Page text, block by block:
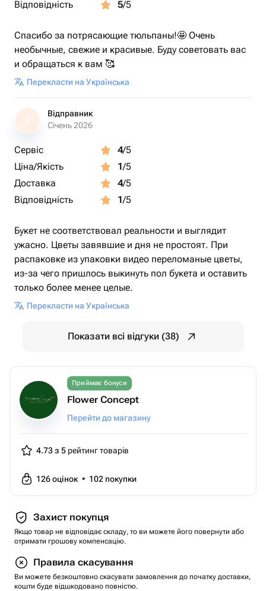
Відповідність 5/5
Спасибо за потрясающие тюльпаны!🤩 Очень
необычные, свежие и красивые. Буду советовать вас
и обращаться к вам 🥰
Перекласти на Українська
В
Відправник
Січень 2026
Сервіс 4/5
Ціна/Якість
1/5
Доставка
4/5
Відповідність
1/5
Букет не соответствовал реальности и выглядит
ужасно. Цветы завявшие и дня не простоят. При
распаковке из упаковки видео переломаные цветы,
из-за чего пришлось выкинуть пол букета и оставить
только более менее целые.
Перекласти на Українська
Показати всі відгуки (38)
Приймає бонуси
Flower Concept
Перейти до магазину
4.73 з 5 рейтинг товарів
126оцінок • 102 покупки
Захист покупця
Якщо товар не відповідає складу, то ви можете його повернути або
отримати грошову компенсацію.
Правила скасування
Ви можете безкоштовно скасувати замовлення до початку доставки,
кошти буде відшкодовано повністю.